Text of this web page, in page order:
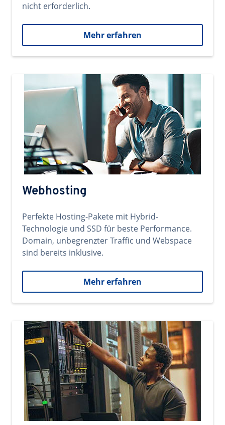
nicht erforderlich.
Mehr erfahren
Webhosting
Perfekte Hosting-Pakete mit Hybrid-
Technologie und SSD für beste Performance.
Domain, unbegrenzter Traffic und Webspace
sind bereits inklusive.
Mehr erfahren